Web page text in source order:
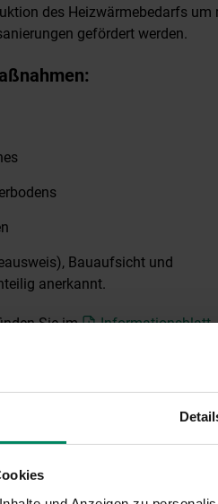
des Heizwärmebedarfs um
gefördert werden.
Bauaufsicht und
anerkannt.
Sie im Informationsblatt.